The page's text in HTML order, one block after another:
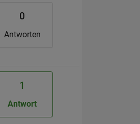
0
Antworten
1
Antwort